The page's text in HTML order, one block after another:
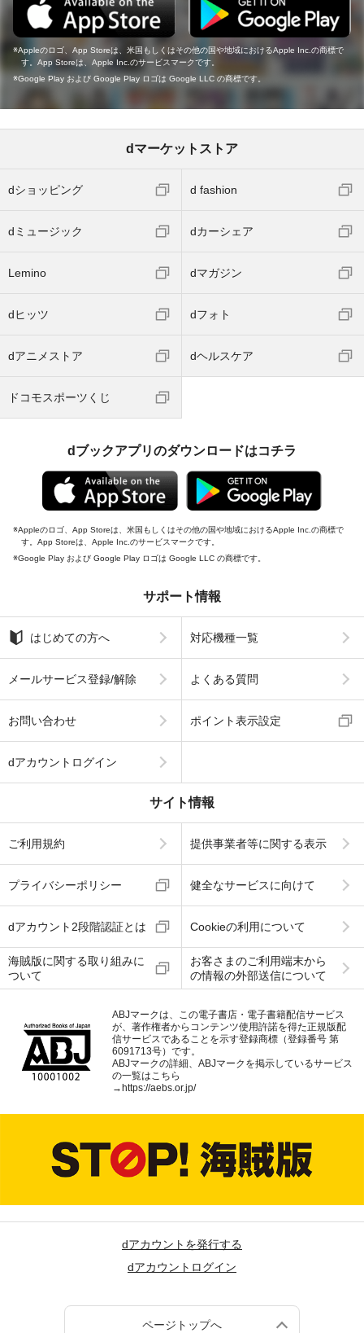
Appleのロゴ、App Storeは、米国もしくはその他の国や地域におけるApple Inc.の商標で
す。App Storeは、Apple Inc.のサービスマークです。
Google Play および Google Play ロゴは Google LLC の商標です。
dマーケットストア
dショッピング d fashion
dミュージック dカーシェア
Lemino dマガジン
dヒッツ dフォト
dアニメストア dヘルスケア
ドコモスポーツくじ
dブックアプリのダウンロードはコチラ
Appleのロゴ、App Storeは、米国もしくはその他の国や地域におけるApple Inc.の商標で
す。App Storeは、Apple Inc.のサービスマークです。
Google Play および Google Play ロゴは Google LLC の商標です。
サポート情報
はじめての方へ 対応機種一覧
メールサービス登録/解除 よくある質問
お問い合わせ ポイント表示設定
dアカウントログイン
サイト情報
ご利用規約 提供事業者等に関する表示
プライバシーポリシー 健全なサービスに向けて
dアカウント2段階認証とは Cookieの利用について
海賊版に関する取り組みに
ついて
お客さまのご利用端末から
の情報の外部送信について
ABJマークは、この電子書店・電子書籍配信サービス
が、著作権者からコンテンツ使用許諾を得た正規版配
信サービスであることを示す登録商標（登録番号 第
6091713号）です。
ABJマークの詳細、ABJマークを掲示しているサービス
の一覧はこちら
→ https://aebs.or.jp/
dアカウントを発行する
dアカウントログイン
ページトップへ